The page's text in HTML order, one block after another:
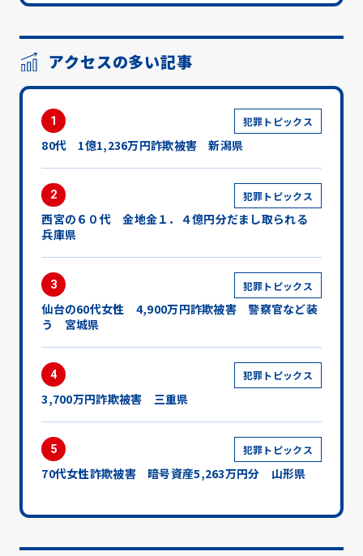
アクセスの多い記事
1 犯罪トピックス
80代 1億1,236万円詐欺被害 新潟県
2 犯罪トピックス
西宮の６０代 金地金１．４億円分だまし取られる
兵庫県
3 犯罪トピックス
仙台の60代女性 4,900万円詐欺被害 警察官など装
う 宮城県
4 犯罪トピックス
3,700万円詐欺被害 三重県
5 犯罪トピックス
70代女性詐欺被害 暗号資産5,263万円分 山形県